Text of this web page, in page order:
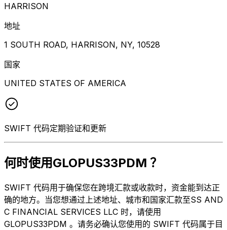
HARRISON
地址
1 SOUTH ROAD, HARRISON, NY, 10528
国家
UNITED STATES OF AMERICA
SWIFT 代码定期验证和更新
何时使用GLOPUS33PDM ？
SWIFT 代码用于确保您在跨境汇款或收款时，资金能到达正
确的地方。当您想通过上述地址、城市和国家汇款至SS AND
C FINANCIAL SERVICES LLC 时，请使用
GLOPUS33PDM 。请务必确认您使用的 SWIFT 代码属于目